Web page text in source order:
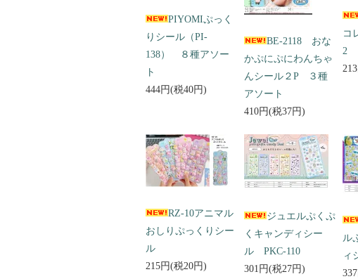
PIYOMIぷっく
りシール（PI-
138） ８種アソー
ト
444円(税40円)
BE-2118 おな
かぷにぷにわんちゃ
んシール２P ３種
アソート
410円(税37円)
コ
2
RZ-10アニマル
おしりぷっくりシー
ル
215円(税20円)
ジュエルぷくぷ
くキャンディシー
ル PKC-110
301円(税27円)
ル
ィ